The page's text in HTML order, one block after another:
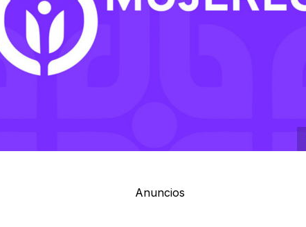
Anuncios